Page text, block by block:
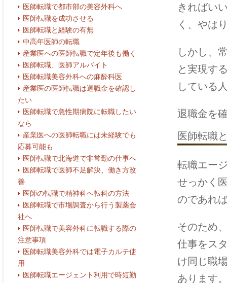
医師転職で都市部の美容外科へ
医師転職を成功させる
医師転職と経験の有無
中高年医師の転職
産業医への医師転職で定年後も働く
医師転職、医師アルバイト
医師転職美容外科への麻酔科医
産業医の医師転職は退職金を確認し
たい
医師転職で急性期病院に転職したい
なら
産業医への医師転職には未経験でも
応募可能も
医師転職で北海道で非常勤の仕事へ
医師転職で医師不足解決、働き方改
善
医師の転職で精神科へ転科の方法
医師転職で市場調査から行う製薬会
社へ
医師転職で美容外科に転職する際の
注意事項
医師転職美容外科では電子カルテ使
用
医師転職エージェント利用で時短勤
きればい
く、やは
しかし、
と実現す
している
退職金を
医師転職
転職エー
せっかく
のであれ
そのため
仕事をス
け同じ職
あります